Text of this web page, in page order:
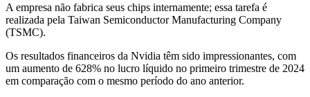
A empresa não fabrica seus chips internamente; essa tarefa é
realizada pela Taiwan Semiconductor Manufacturing Company
(TSMC).
Os resultados financeiros da Nvidia têm sido impressionantes, com
um aumento de 628% no lucro líquido no primeiro trimestre de 2024
em comparação com o mesmo período do ano anterior.